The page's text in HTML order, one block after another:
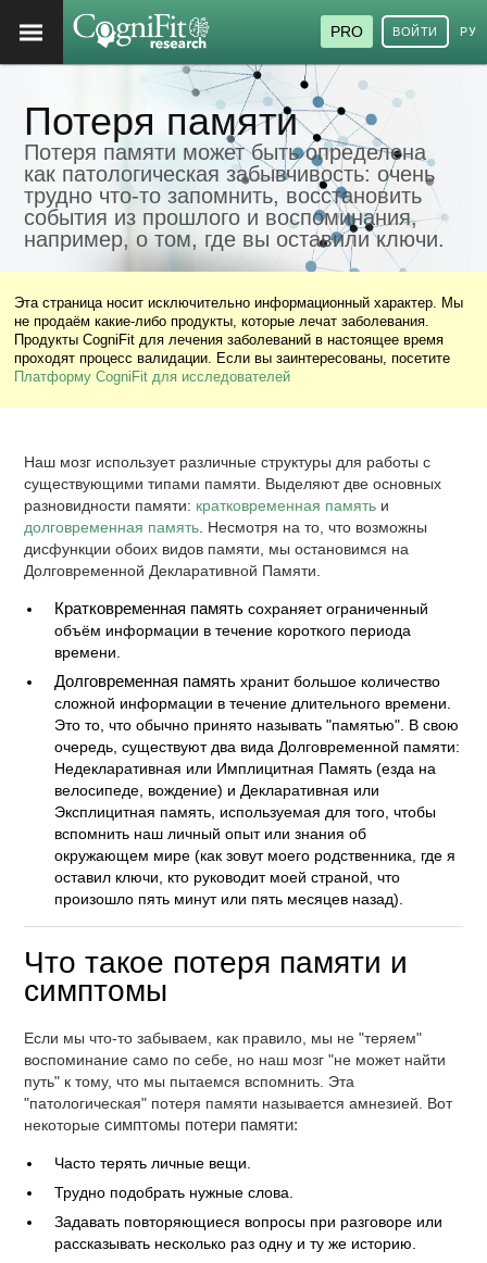
PRO ВОЙТИ
Потеря памяти
Потеря памяти может быть определена
как патологическая забывчивость: очень
трудно что-то запомнить, восстановить
события из прошлого и воспоминания,
например, о том, где вы оставили ключи.
Эта страница носит исключительно информационный характер. Мы
не продаём какие-либо продукты, которые лечат заболевания.
Продукты CogniFit для лечения заболеваний в настоящее время
проходят процесс валидации. Если вы заинтересованы, посетите
Платформу CogniFit для исследователей
Наш мозг использует различные структуры для работы с
существующими типами памяти. Выделяют две основных
разновидности памяти: кратковременная память и
долговременная память . Несмотря на то, что возможны
дисфункции обоих видов памяти, мы остановимся на
Долговременной Декларативной Памяти.
Кратковременная память сохраняет ограниченный
объём информации в течение короткого периода
времени.
Долговременная память хранит большое количество
сложной информации в течение длительного времени.
Это то, что обычно принято называть "памятью". В свою
очередь, существуют два вида Долговременной памяти:
Недекларативная или Имплицитная Память (езда на
велосипеде, вождение) и Декларативная или
Эксплицитная память, используемая для того, чтобы
вспомнить наш личный опыт или знания об
окружающем мире (как зовут моего родственника, где я
оставил ключи, кто руководит моей страной, что
произошло пять минут или пять месяцев назад).
Что такое потеря памяти и
симптомы
Если мы что-то забываем, как правило, мы не "теряем"
воспоминание само по себе, но наш мозг "не может найти
путь" к тому, что мы пытаемся вспомнить. Эта
"патологическая" потеря памяти называется амнезией. Вот
некоторыесимптомы потери памяти:
Часто терять личные вещи.
Трудно подобрать нужные слова.
Задавать повторяющиеся вопросы при разговоре или
рассказывать несколько раз одну и ту же историю.